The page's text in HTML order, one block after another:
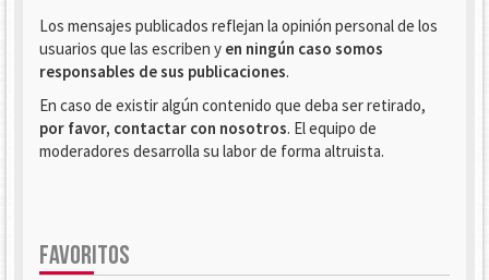
Los mensajes publicados reflejan la opinión personal de los
usuarios que las escriben y en ningún caso somos
responsables de sus publicaciones.
En caso de existir algún contenido que deba ser retirado,
por favor, contactar con nosotros. El equipo de
moderadores desarrolla su labor de forma altruista.
FAVORITOS